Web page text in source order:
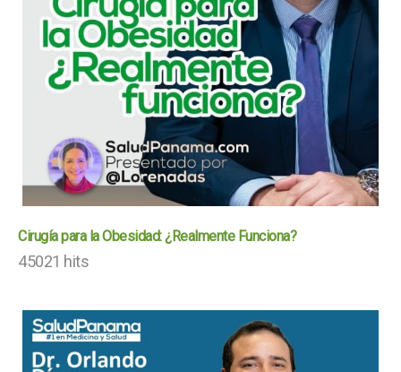
Cirugía para la Obesidad: ¿Realmente Funciona?
45021 hits